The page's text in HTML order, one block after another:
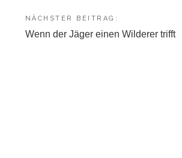
NÄCHSTER BEITRAG:
Wenn der Jäger einen Wilderer trifft